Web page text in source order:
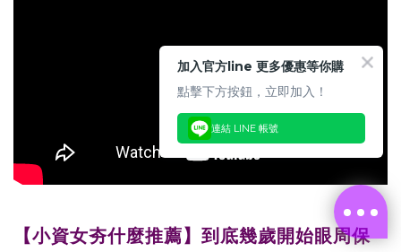
【小資女夯什麼推薦】到底幾歲開始眼周保
加入官方line 更多優惠等你購
點擊下方按鈕，立即加入！
連結 LINE 帳號